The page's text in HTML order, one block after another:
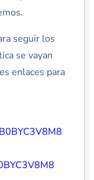
seguir los
se vayan
enlaces para